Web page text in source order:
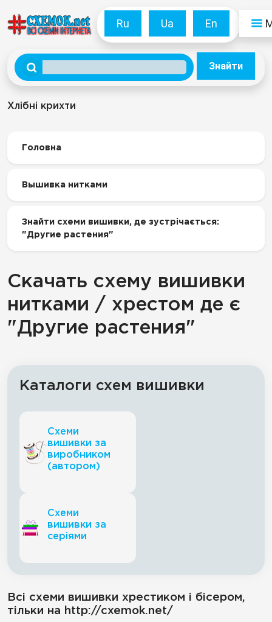
Ru Ua En
Знайти
Хлібні крихти
Головна
Вышивка нитками
Знайти схеми вишивки, де зустрічається:
"Другие растения"
Скачать схему вишивки
нитками / хрестом де є
"Другие растения"
Каталоги схем вишивки
Схеми
вишивки за
виробником
(автором)
Схеми
вишивки за
серіями
Всі схеми вишивки хрестиком і бісером,
тільки на http://cxemok.net/